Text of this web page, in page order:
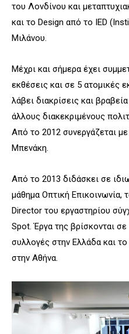
του Λονδίνου και
και το Design από το IED (
Μιλάνου.
Μέχρι και σήμερα έχει
εκθέσεις και σε 5 ατομικές
λάβει διακρίσεις και
άλλους διακεκριμένους
Από το 2012 συνεργάζεται
Μπενάκη.
Από το 2013 διδάσκει σε
μάθημα Οπτική Επικοινωνία,
Director του εργαστηρίου
Spot . Έργα της βρίσκονται
συλλογές στην Ελλάδα και το
στην Αθήνα